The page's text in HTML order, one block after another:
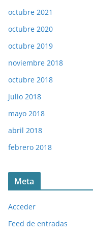
octubre 2021
octubre 2020
octubre 2019
noviembre 2018
octubre 2018
julio 2018
mayo 2018
abril 2018
febrero 2018
Meta
Acceder
Feed de entradas